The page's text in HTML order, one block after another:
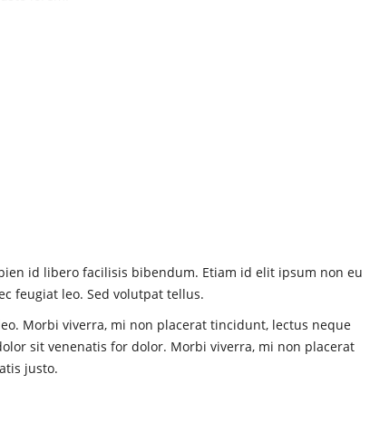
id libero facilisis bibendum. Etiam id elit ipsum non eu
feugiat leo. Sed volutpat tellus.
Morbi viverra, mi non placerat tincidunt, lectus neque
sit venenatis for dolor. Morbi viverra, mi non placerat
justo.